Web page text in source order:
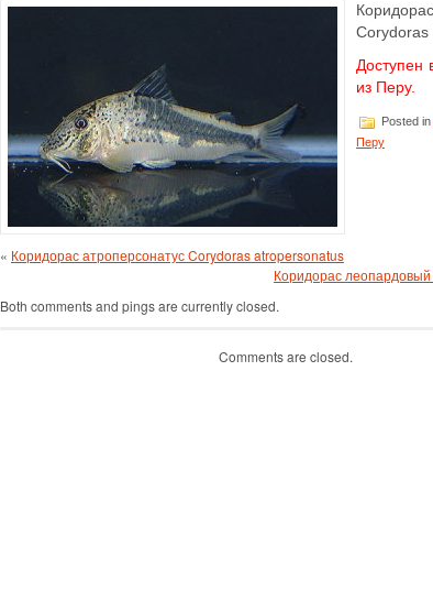
Corydoras
Доступен
из Перу.
Posted in
Перу
« Коридорас атроперсонатус Corydoras atropersonatus
Коридорас
Both comments and pings are currently closed.
Comments are closed.